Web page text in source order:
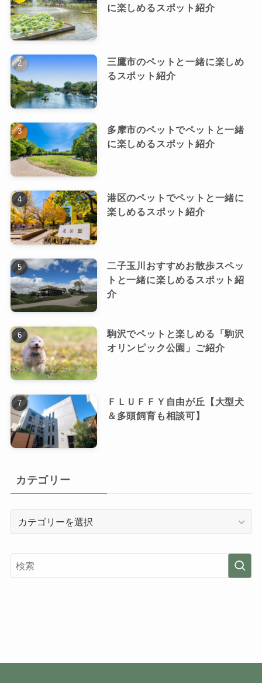
に楽しめるスポット紹介
三鷹市のペットと一緒に楽しめ
るスポット紹介
多摩市のペットでペットと一緒
に楽しめるスポット紹介
港区のペットでペットと一緒に
楽しめるスポット紹介
二子玉川おすすめお散歩スペッ
トと一緒に楽しめるスポット紹
介
駒沢でペットと楽しめる「駒沢
オリンピック公園」ご紹介
ＦＬＵＦＦＹ自由が丘【大型犬
＆多頭飼育も相談可】
カテゴリー
リ
ー